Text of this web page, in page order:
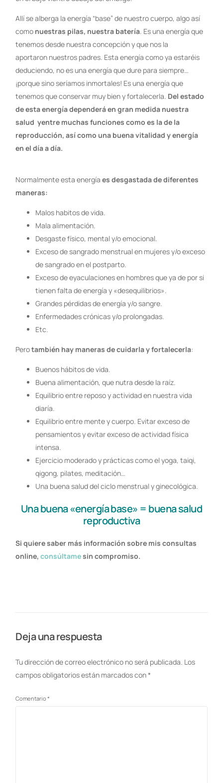
Allí se alberga la energía “base” de nuestro cuerpo, algo así
como nuestras pilas, nuestra batería. Es una energía que
tenemos desde nuestra concepción y que nos la
aportaron nuestros padres. Esta energía como ya estaréis
deduciendo, no es una energía que dure para siempre…
¡porque sino seríamos inmortales! Es una energía que
tenemos que conservar muy bien y fortalecerla. Del estado
de esta energía dependerá en gran medida nuestra
salud yentre muchas funciones como es la de la
reproducción, así como una buena vitalidad y energía
en el día a día.
Normalmente esta energíaes desgastada de diferentes
maneras:
Malos habitos de vida.
Mala alimentación.
Desgaste físico, mental y/o emocional.
Exceso de sangrado menstrual en mujeres y/o exceso
de sangrado en el postparto.
Exceso de eyaculaciones en hombres que ya de por si
tienen falta de energía y «desequilibrios».
Grandes pérdidas de energía y/o sangre.
Enfermedades crónicas y/o prolongadas.
Etc.
Perotambién hay maneras de cuidarla y fortalecerla:
Buenos hábitos de vida.
Buena alimentación, que nutra desde la raíz.
Equilibrio entre reposo y actividad en nuestra vida
diaría.
Equilibrio entre mente y cuerpo. Evitar exceso de
pensamientos y evitar exceso de actividad física
intensa.
Ejercicio moderado y prácticas como el yoga, taiqi,
qigong, pilates, meditación…
Una buena salud del ciclo menstrual y ginecológica.
Una buena «energía base» = buena salud
reproductiva
Si quiere saber más información sobre mis consultas
online,consúltamesin compromiso.
Deja una respuesta
Tu dirección de correo electrónico no será publicada. Los
campos obligatorios están marcados con*
Comentario*